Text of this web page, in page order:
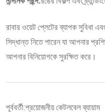
রাবার ওয়েট প্লেটের ব্যাপক সুবিধা
সিদ্ধান্ত নিতে পারেন যা আপনার
আপনার বিনিয়োগকে সুরক্ষিত করে।
পূর্ববর্তী:প্রয়োজনীয় কেটলবেল ব্যায়াম